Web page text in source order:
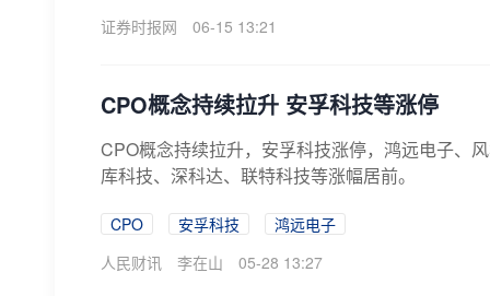
证券时报网
06-15 13:21
CPO概念持续拉升 安孚科技等涨停
CPO概念持续拉升，安孚科技涨停，鸿远电子、
库科技、深科达、联特科技等涨幅居前。
CPO 安孚科技
鸿远电子
人民财讯
李在山 05-28 13:27